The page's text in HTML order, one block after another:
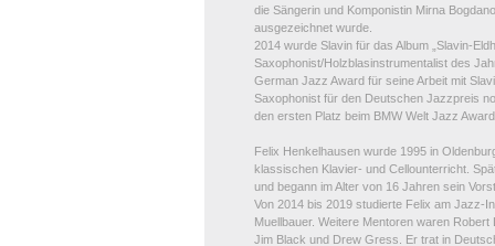
die Sängerin und Komponistin Mirna
ausgezeichnet wurde.
2014 wurde Slavin für das Album „Slavin-
Saxophonist/Holzblasinstrumentalist des
German Jazz Award für seine Arbeit mit
Saxophonist für den Deutschen Jazzpreis
den ersten Platz beim BMW Welt Jazz
Felix Henkelhausen wurde 1995 in
klassischen Klavier- und Cellounterricht.
und begann im Alter von 16 Jahren sein
Von 2014 bis 2019 studierte Felix am Jazz-
Muellbauer. Weitere Mentoren waren Robert
Jim Black und Drew Gress. Er trat in